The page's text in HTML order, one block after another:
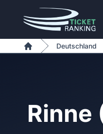
Zum Inhalt springen
Home
Deutschland
Rinne